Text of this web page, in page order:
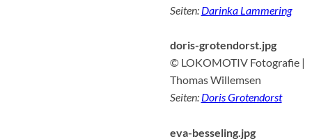
Seiten: Darinka Lammering
doris-grotendorst.jpg
© LOKOMOTIV Fotografie |
Thomas Willemsen
Seiten: Doris Grotendorst
eva-besseling.jpg